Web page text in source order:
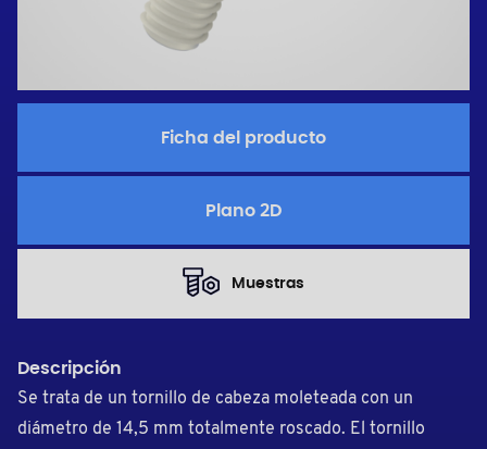
Ficha del producto
Plano 2D
Muestras
Descripción
Se trata de un tornillo de cabeza moleteada con un
diámetro de 14,5 mm totalmente roscado. El tornillo